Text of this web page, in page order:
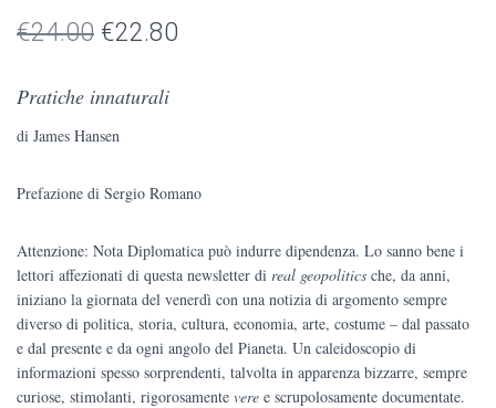
€24.00 Il
originale
€24.00.
€22.80
€22.80.
Pratiche innaturali
di James Hansen
Prefazione di Sergio Romano
Attenzione: Nota Diplomatica può indurre dipendenza. Lo sanno bene i
lettori affezionati di questa newsletter di real geopolitics che, da anni,
iniziano la giornata del venerdì con una notizia di argomento sempre
diverso di politica, storia, cultura, economia, arte, costume – dal passato
e dal presente e da ogni angolo del Pianeta. Un caleidoscopio di
informazioni spesso sorprendenti, talvolta in apparenza bizzarre, sempre
curiose, stimolanti, rigorosamente vere e scrupolosamente documentate.